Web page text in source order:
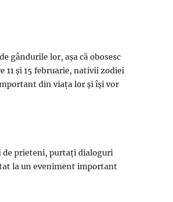
gândurile lor, așa că obosesc
11 și 15 februarie, nativii zodiei
din viața lor și își vor
de prieteni, purtați dialoguri
la un eveniment important